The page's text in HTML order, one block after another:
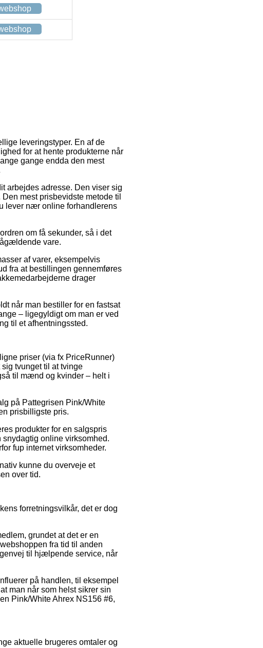
leveringstyper. En af de
for at hente produkterne når
gange endda den mest
arbejdes adresse. Den viser sig
mest prisbevidste metode til
lever nær online forhandlerens
om få sekunder, så i det
vare.
af varer, eksempelvis
fra at bestillingen gennemføres
drager
når man bestiller for en fastsat
– ligegyldigt om man er ved
til et afhentningssted.
priser (via fx PriceRunner)
tvunget til at tvinge
til mænd og kvinder – helt i
på Pattegrisen Pink/White
prisbilligste pris.
produkter for en salgspris
online virksomhed.
fup internet virksomheder.
kunne du overveje et
over tid.
forretningsvilkår, det er dog
grundet at det er en
fra tid til anden
til hjælpende service, når
på handlen, til eksempel
man når som helst sikrer sin
Pink/White Ahrex NS156 #6,
aktuelle brugeres omtaler og